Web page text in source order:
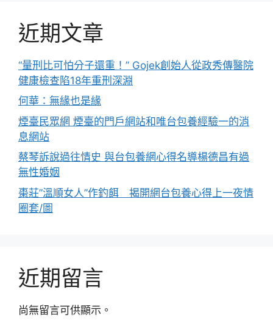
近期文章
“量刑比可怕分子還重！” Gojek創始人從政秀傳醫院
健康檢查陷18年重刑深淵
何華：無緣也是緣
煙臺民眾網 煙臺的門戶網站和唯台包養經驗一的消
息網站
蔡琴訴說過往情史 與台包養網心得名導楊德昌有過
無性婚姻
棗莊”溫順女人”作釣餌 揭開網台包養心得上一夜情
圈套/圖
近期留言
尚無留言可供顯示。